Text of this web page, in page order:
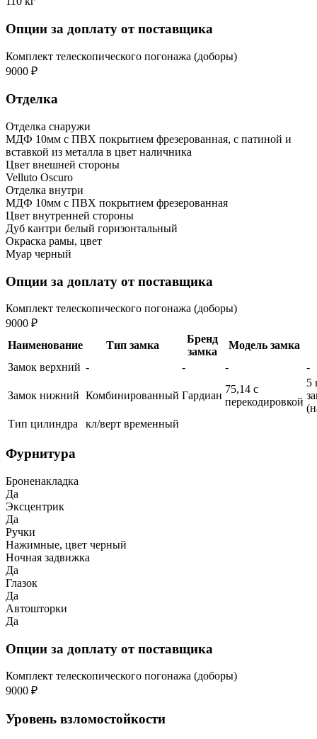
Опции за доплату от поставщика
Комплект телескопического погонажа (доборы)
9000 ₽
Отделка
Отделка снаружи
МДФ 10мм с ПВХ покрытием фрезерованная, с патиной и
вставкой из металла в цвет наличника
Цвет внешней стороны
Velluto Oscuro
Отделка внутри
МДФ 10мм с ПВХ покрытием фрезерованная
Цвет внутренней стороны
Дуб кантри белый горизонтальный
Окраска рамы, цвет
Муар черный
Опции за доплату от поставщика
Комплект телескопического погонажа (доборы)
9000 ₽
Наименование
Тип замка
Бренд
замка
Модель замка
Замок верхний - - - -
Замок нижний Комбинированный Гардиан
75,14 с
перекодировкой
5
Тип цилиндра
кл/верт временный
Фурнитура
Броненакладка
Да
Эксцентрик
Да
Ручки
Нажимные, цвет черный
Ночная задвижка
Да
Глазок
Да
Автошторки
Да
Опции за доплату от поставщика
Комплект телескопического погонажа (доборы)
9000 ₽
Уровень взломостойкости